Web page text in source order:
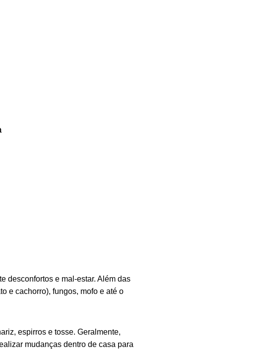
desconfortos e mal-estar. Além das
e cachorro), fungos, mofo e até o
espirros e tosse. Geralmente,
mudanças dentro de casa para